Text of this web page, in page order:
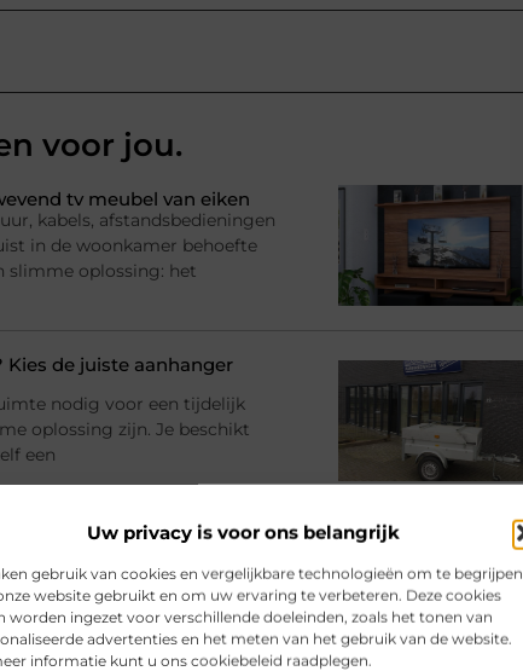
Uw privacy is voor ons belangrijk
gebruik van cookies en vergelijkbare technologieën om te begrijpen
website gebruikt en om uw ervaring te verbeteren. Deze cookies
worden ingezet voor verschillende doeleinden, zoals het tonen van
advertenties en het meten van het gebruik van de website.
informatie kunt u ons cookiebeleid raadplegen.
voor jou.
tv meubel van eiken
kabels, afstandsbedieningen
in de woonkamer behoefte
slimme oplossing: het
de juiste aanhanger
nodig voor een tijdelijk
oplossing zijn. Je beschikt
een
gebouw en gebruik
en moet er iets
materialen Dan komt al snel